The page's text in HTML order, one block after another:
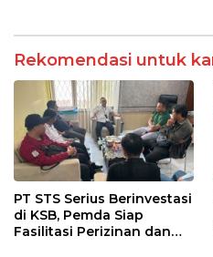
Rekomendasi untuk
PT STS Serius Berinvestasi
di KSB, Pemda Siap
Fasilitasi Perizinan dan